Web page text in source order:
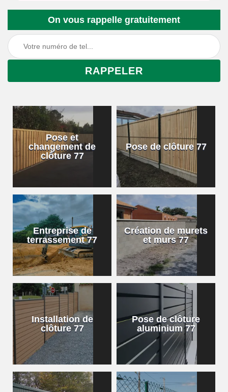
On vous rappelle gratuitement
Pose et
changement de
clôture 77
Pose de clôture 77
Entreprise de
terrassement 77
Création de murets
et murs 77
Installation de
clôture 77
Pose de clôture
aluminium 77